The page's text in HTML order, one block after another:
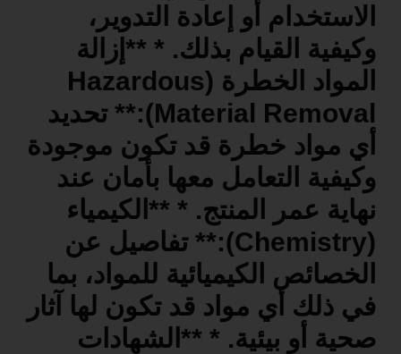
الاستخدام أو إعادة التدوير،
وكيفية القيام بذلك. * **إزالة
المواد الخطرة (Hazardous
Material Removal):** تحديد
أي مواد خطرة قد تكون موجودة
وكيفية التعامل معها بأمان عند
نهاية عمر المنتج. * **الكيمياء
(Chemistry):** تفاصيل عن
الخصائص الكيميائية للمواد، بما
في ذلك أي مواد قد تكون لها آثار
صحية أو بيئية. * **الشهادات